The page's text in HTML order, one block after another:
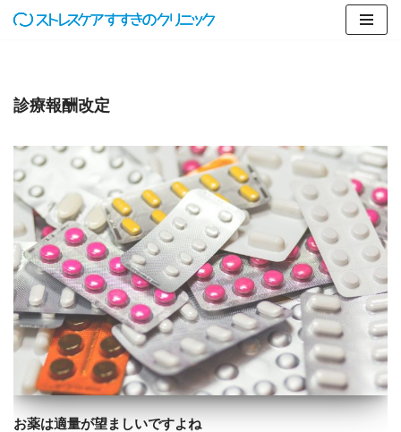
ン
へ
キ
ッ
プ
診療報酬改定
お薬は適量が望ましいですよね